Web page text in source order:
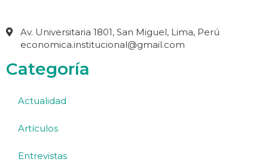
Av. Universitaria 1801, San Miguel, Lima, Perú
economica.institucional@gmail.com
Categoría
Actualidad
Artículos
Entrevistas